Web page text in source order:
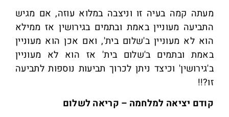
מעתה קמה בעיה זו וניצבה במלוא עוזה, אם מגיש
התביעה מעוניין באמת ובתמים בגירושין אז ממילא
הוא לא מעוניין ב'שלום בית', ואם אכן הוא מעוניין
באמת ובתמים ב'שלום בית' אז הוא לא מעוניין
ב'גירושין' וכיצד ניתן לכרוך תביעות נוספות לתביעה
זו?!!
קודם יציאה למלחמה – קריאה לשלום